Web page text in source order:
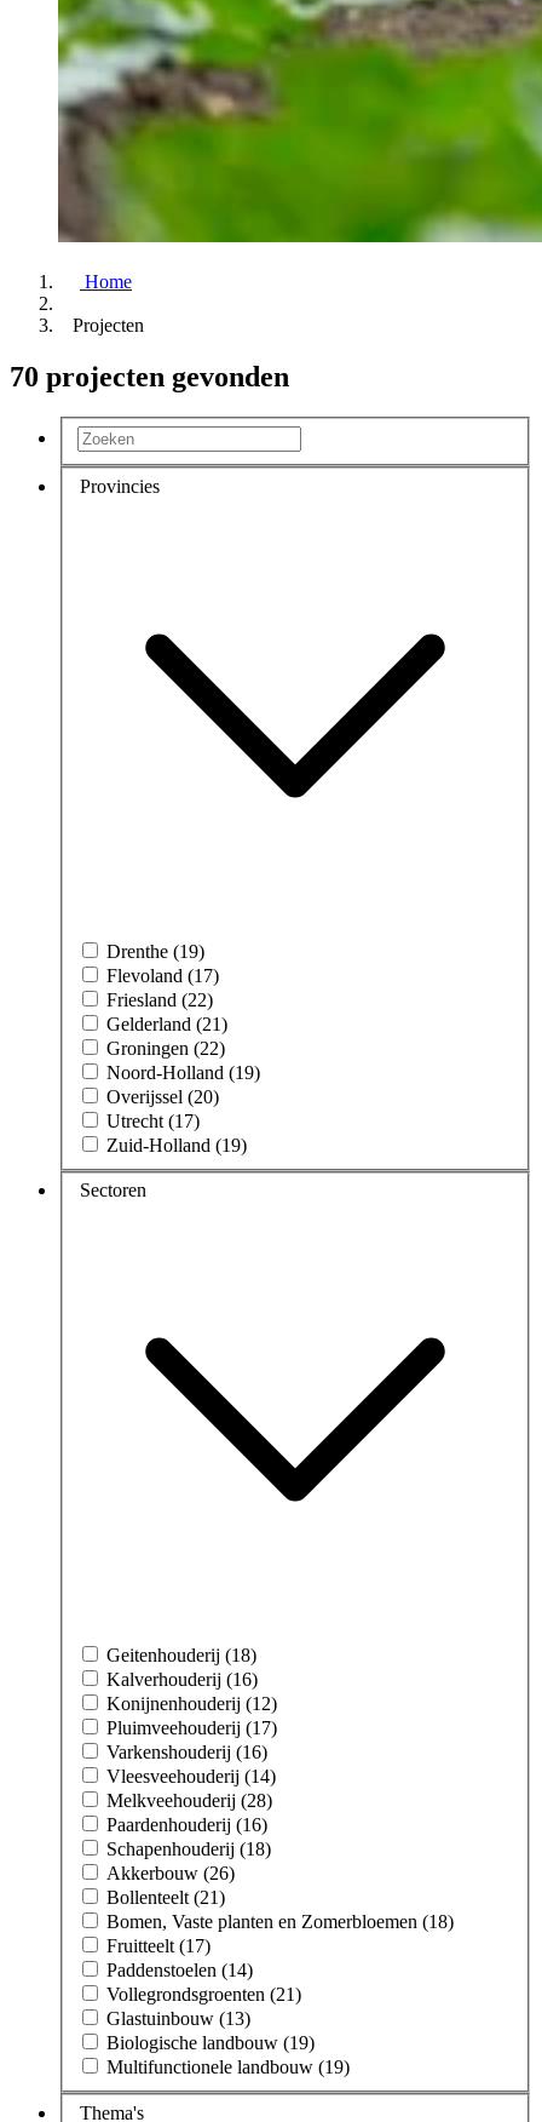
Home
Projecten
70 projecten gevonden
Provincies
Drenthe (19)
Flevoland (17)
Friesland (22)
Gelderland (21)
Groningen (22)
Noord-Holland (19)
Overijssel (20)
Utrecht (17)
Zuid-Holland (19)
Sectoren
Geitenhouderij (18)
Kalverhouderij (16)
Konijnenhouderij (12)
Pluimveehouderij (17)
Varkenshouderij (16)
Vleesveehouderij (14)
Melkveehouderij (28)
Paardenhouderij (16)
Schapenhouderij (18)
Akkerbouw (26)
Bollenteelt (21)
Bomen, Vaste planten en Zomerbloemen (18)
Fruitteelt (17)
Paddenstoelen (14)
Vollegrondsgroenten (21)
Glastuinbouw (13)
Biologische landbouw (19)
Multifunctionele landbouw (19)
Thema's